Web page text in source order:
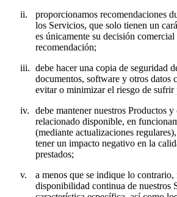
ii.
proporcionamos recomendaciones
los Servicios, que solo tienen un
es únicamente su decisión
recomendación;
iii. debe hacer una copia de seguridad
documentos, software y otros datos
evitar o minimizar el riesgo de sufrir
iv.
debe mantener nuestros Productos
relacionado disponible, en
(mediante actualizaciones
tener un impacto negativo en la
prestados;
v.
a menos que se indique lo contrario,
disponibilidad continua de nuestros